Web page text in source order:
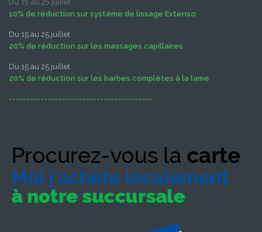
10% de réduction sur système de lissage Extenso
Du 15 au 25 juillet
20% de réduction sur les massages capillaires
Du 15 au 25 juillet
20% de réduction sur les barbes complètes à la lame
-----------------------------------------